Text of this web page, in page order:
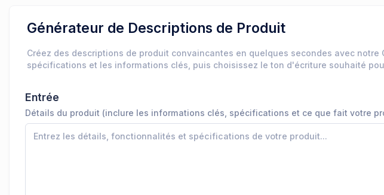
Générateur de Descriptions de Produit
Créez des descriptions de produit convaincantes en quelques secondes avec
spécifications et les informations clés, puis choisissez le ton d'écriture souhaité
Entrée
Détails du produit (inclure les informations clés, spécifications et ce que fait votre